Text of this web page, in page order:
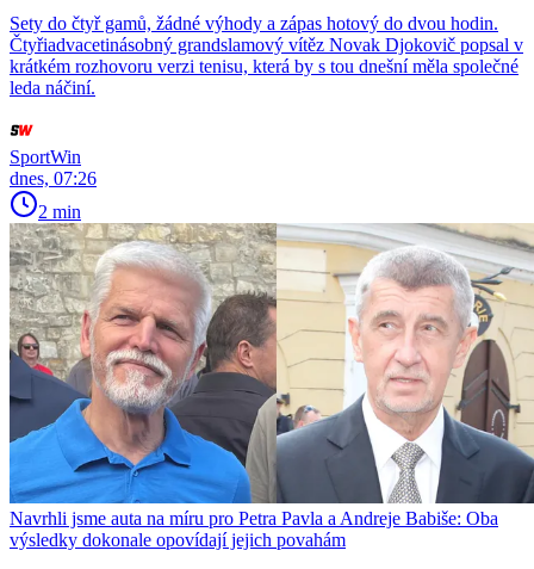
Sety do čtyř gamů, žádné výhody a zápas hotový do dvou hodin.
Čtyřiadvacetinásobný grandslamový vítěz Novak Djokovič popsal v
krátkém rozhovoru verzi tenisu, která by s tou dnešní měla společné
leda náčiní.
SportWin
dnes, 07:26
2 min
Navrhli jsme auta na míru pro Petra Pavla a Andreje Babiše: Oba
výsledky dokonale opovídají jejich povahám